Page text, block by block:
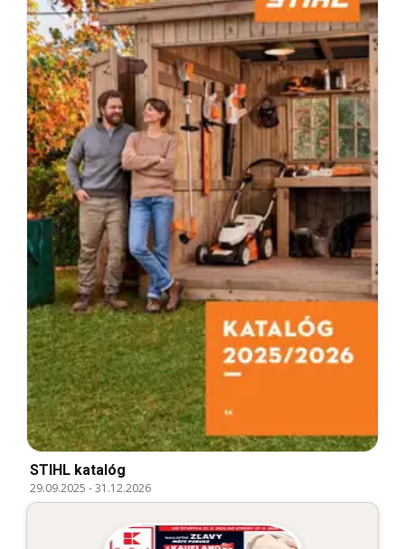
STIHL katalóg
29.09.2025 -31.12.2026